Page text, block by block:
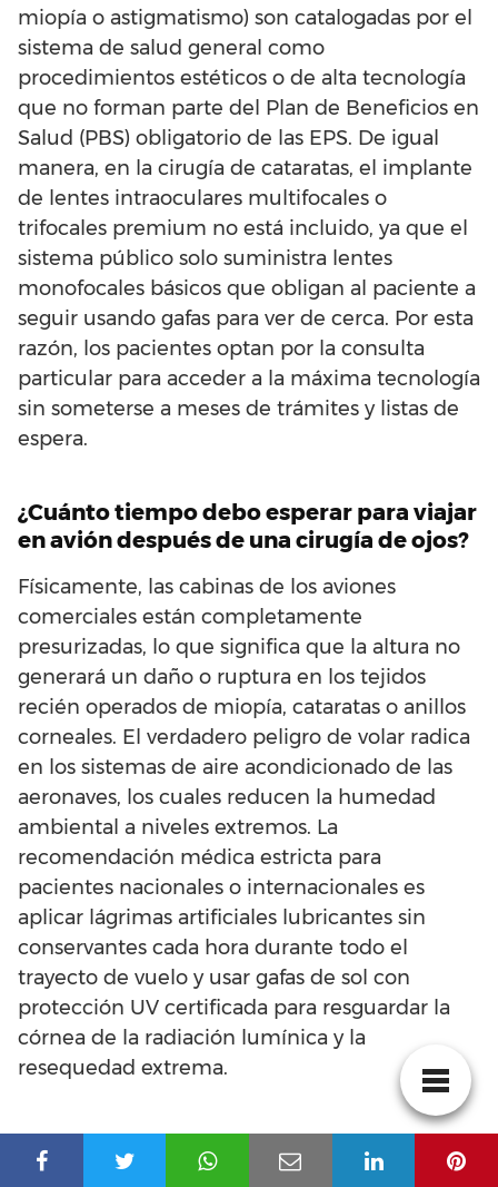
miopía o astigmatismo) son catalogadas por el
sistema de salud general como
procedimientos estéticos o de alta tecnología
que no forman parte del Plan de Beneficios en
Salud (PBS) obligatorio de las EPS. De igual
manera, en la cirugía de cataratas, el implante
de lentes intraoculares multifocales o
trifocales premium no está incluido, ya que el
sistema público solo suministra lentes
monofocales básicos que obligan al paciente a
seguir usando gafas para ver de cerca. Por esta
razón, los pacientes optan por la consulta
particular para acceder a la máxima tecnología
sin someterse a meses de trámites y listas de
espera.
¿Cuánto tiempo debo esperar para viajar
en avión después de una cirugía de ojos?
Físicamente, las cabinas de los aviones
comerciales están completamente
presurizadas, lo que significa que la altura no
generará un daño o ruptura en los tejidos
recién operados de miopía, cataratas o anillos
corneales. El verdadero peligro de volar radica
en los sistemas de aire acondicionado de las
aeronaves, los cuales reducen la humedad
ambiental a niveles extremos. La
recomendación médica estricta para
pacientes nacionales o internacionales es
aplicar lágrimas artificiales lubricantes sin
conservantes cada hora durante todo el
trayecto de vuelo y usar gafas de sol con
protección UV certificada para resguardar la
córnea de la radiación lumínica y la
resequedad extrema.
5. Conclusión: La